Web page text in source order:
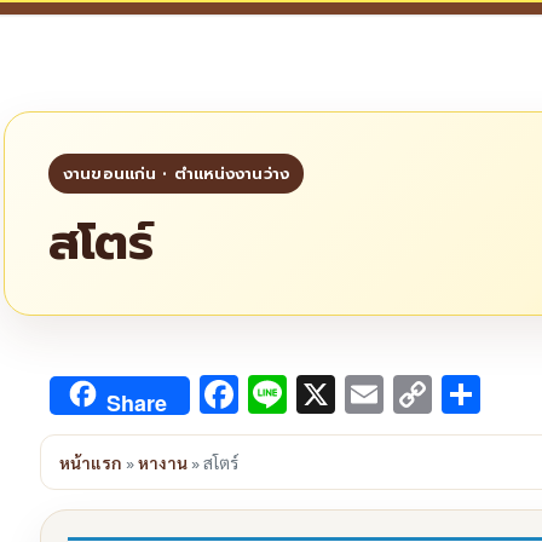
สโตร์
Share Facebook
Line
X Email
Copy
Link
หน้าแรก »หางาน »สโตร์